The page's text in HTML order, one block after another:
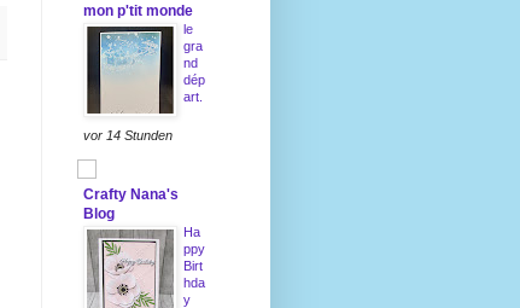
mon p'tit monde
le
gra
nd
dép
art.
vor 14 Stunden
Crafty Nana's
Blog
Ha
ppy
Birt
hda
y